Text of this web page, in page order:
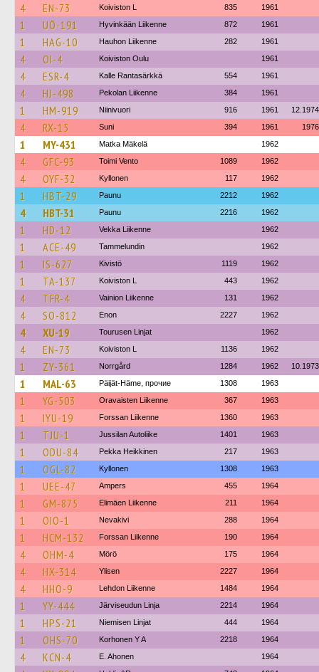
4 EN-73 Koiviston L 835 1961
1 UÖ-191 Hyvinkään Liikenne 872 1961
1 HAG-10 Hauhon Liikenne 282 1961
4 OI-4 Koiviston Oulu 1961
4 ESR-4 Kalle Rantasärkkä 554 1961
4 HJ-498 Pekolan Liikenne 384 1961
1 HM-919 Niinivuori 916 1961 12.1974
4 RX-15 Suni 394 1961 1976
1 MY-431 Matka Mäkelä 1962
4 GFC-93 Toimi Vento 1089 1962
4 OYF-32 Kyllonen 117 1962
1 HBT-29 Paunu 2212 1962
4 HBT-31 Paunu 2216 1962
1 HD-12 Vekka Liikenne 1962
1 ACE-49 Tammelundin 1962
1 IS-627 Kivistö 1119 1962
1 TA-137 Koiviston L 443 1962
4 TFR-4 Vainion Liikenne 131 1962
4 SO-812 Enon 2227 1962
4 XU-19 Tourusen Linjat 1962
4 EN-73 Koiviston L 1136 1962
1 ZY-361 Norrgård 1284 1962 10.1973
1 MAL-63 Päijät-Häme, прочие 1308 1963
1 YG-503 Oravaisten Liikenne 367 1963
1 IYU-19 Forssan Liikenne 1360 1963
1 TJU-1 Jussilan Autoliike 1401 1963
1 ODU-84 Pekka Heikkinen 217 1963
1 OGL-82 Kyllonen 1308 1963
1 UEE-47 Ampers 455 1964
1 GM-875 Elimäen Liikenne 211 1964
1 OIO-1 Nevakivi 288 1964
1 HCM-132 Forssan Liikenne 190 1964
4 OHM-4 Mörö 175 1964
4 HX-314 Ylisen 2227 1964
4 HHO-9 Lehdon Liikenne 1484 1964
1 YY-444 Järviseudun Linja 2214 1964
1 HPS-21 Niemisen Linjat 444 1964
1 OHS-70 Korhonen Y A 2218 1964
4 KCN-4 E. Ahonen 1964